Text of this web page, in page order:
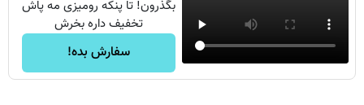
بگذرون! تا پنکه رومیزی مه پاش
تخفیف داره بخرش
سفارش بده!